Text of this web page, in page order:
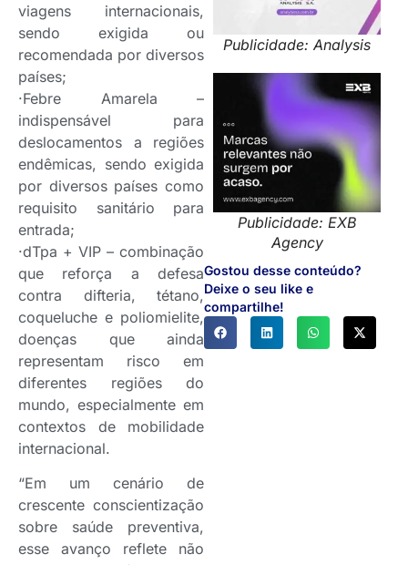
Publicidade: Analysis
Publicidade: EXB
Agency
Gostou desse conteúdo?
Deixe o seu like e
compartilhe!
viagens internacionais,
sendo exigida ou
recomendada por diversos
países;
·Febre Amarela –
indispensável para
deslocamentos a regiões
endêmicas, sendo exigida
por diversos países como
requisito sanitário para
entrada;
·dTpa + VIP – combinação
que reforça a defesa
contra difteria, tétano,
coqueluche e poliomielite,
doenças que ainda
representam risco em
diferentes regiões do
mundo, especialmente em
contextos de mobilidade
internacional.
“Em um cenário de
crescente conscientização
sobre saúde preventiva,
esse avanço reflete não